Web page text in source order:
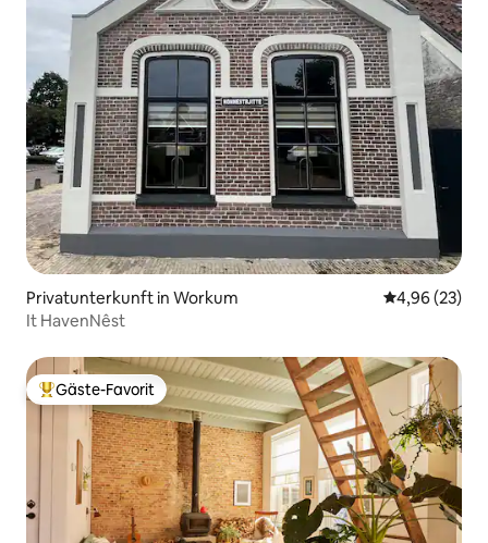
Privatunterkunft in Workum
4,96 (23)
It HavenNêst
Beliebter Gäste-Favorit.
Gäste-Favorit